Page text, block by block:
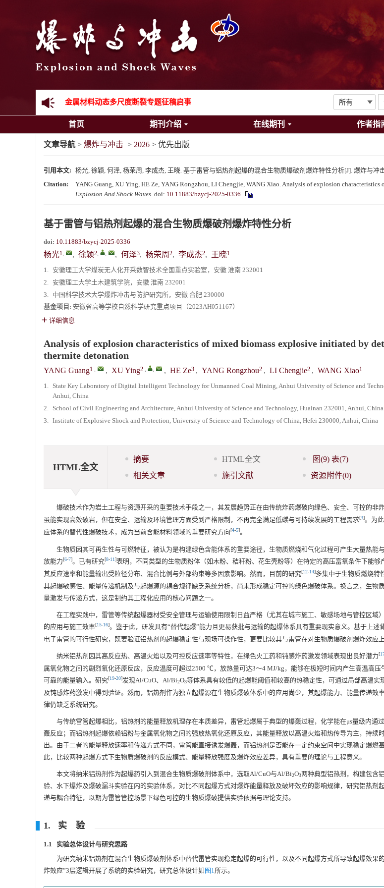
《爆炸与冲击》向2024年度审稿专家致谢
《爆炸与冲击》2025年度优秀名单
金属材料动态多尺度断裂专题征稿启事
结构物高速出入水问题专题征稿启事
首页 期刊介绍 在线期刊 作者指
文章导航 > 爆炸与冲击 > 2026 > 优先出版
引用本文: 杨光, 徐颖, 何泽, 杨荣周, 李成杰, 王晓. 基于雷管与铝热剂起爆的混合生物质爆破剂爆炸特性分析[J]. 爆炸与冲
Citation:
YANG Guang, XU Ying, HE Ze, YANG Rongzhou, LI Chengjie, WANG Xiao. Analysis of explosion
Explosion And Shock Waves. doi: 10.11883/bzycj-2025-0336
基于雷管与铝热剂起爆的混合生物质爆破剂爆炸特性分析
doi: 10.11883/bzycj-2025-0336
杨光1, , 徐颖2, , , 何泽3, 杨荣周 2, 李成杰2, 王晓1
1. 安徽理工大学煤炭无人化开采数智技术全国重点实验室，安徽 淮南 232001
2. 安徽理工大学土木建筑学院，安徽 淮南 232001
3. 中国科学技术大学爆炸冲击与防护研究所，安徽 合肥 230000
基金项目: 安徽省高等学校自然科学研究重点项目（2023AH051167）
详细信息
Analysis of explosion characteristics of mixed biomass explosive initiated by
thermite detonation
YANG Guang1 , , XU Ying2 , , , HE Ze3 , YANG Rongzhou2 , LI Chengjie2 , WANG Xiao1
1. State Key Laboratory of Digital Intelligent Technology for Unmanned Coal Mining, Anhui University of Science and
Anhui, China
2. School of Civil Engineering and Architecture, Anhui University of Science and Technology, Huainan 232001, Anhui, China
3. Institute of Explosive Shock and Protection, University of Science and Technology of China, Hefei 230000, Anhui, China
HTML全文
摘要 HTML全文 图(9) 表(7)
相关文章
施引文献 资源附件(0)
爆破技术作为岩土工程与资源开采的重要技术手段之一，其发展趋势正在由传统炸药爆破向绿色、安全、可控的非
虽能实现高效破岩，但在安全、运输及环境管理方面受到严格限制，不再完全满足低碳与可持续发展的工程需求[3]。为
应体系的替代性爆破技术，成为当前含能材料领域的重要研究方向[4-5]。
生物质因其可再生性与可燃特征，被认为是构建绿色含能体系的重要途径，生物质燃烧和气化过程可产生大量热能
放能力[6-7]。已有研究[8-11]表明，不同类型的生物质粉体（如木粉、秸秆粉、花生壳粉等）在特定的高压富氧条件下能够
其反应速率和能量输出受粒径分布、混合比例与外部约束等多因素影响。然而，目前的研究[12-14]多集中于生物质燃烧特
其起爆敏感性、能量传递机制及与起爆源的耦合规律缺乏系统分析，尚未形成稳定可控的绿色爆破体系。换言之，生物
量激发与传递方式，这是制约其工程化应用的核心问题之一。
在工程实践中，雷管等传统起爆器材受安全管理与运输使用限制日益严格（尤其在城市施工、敏感场地与管控区域
的应用与施工效率[15-16]。鉴于此，研发具有“替代起爆”能力且更易获批与运输的起爆体系具有重要现实意义。基于上述
电子雷管的可行性研究，既要验证铝热剂的起爆稳定性与现场可操作性，更要比较其与雷管在对生物质爆破剂爆炸效应上
纳米铝热剂因其高反应热、高温火焰以及可控反应速率等特性，在绿色火工药和钝感炸药激发领域表现出良好潜力[
属氧化物之间的剧烈氧化还原反应，反应温度可超过2500 ℃，放热量可达3～4 MJ/kg，能够在极短时间内产生高温高压
可靠的能量输入。研究[19-20]发现Al/CuO、Al/Bi2O3等体系具有较低的起爆能阈值和较高的热稳定性，可通过局部高温实
及钝感炸药激发中得到验证。然而，铝热剂作为独立起爆源在生物质爆破体系中的应用尚少，其起爆能力、能量传递效
律仍缺乏系统研究。
与传统雷管起爆相比，铝热剂的能量释放机理存在本质差异，雷管起爆属于典型的爆轰过程，化学能在μs量级内通
轰反应；而铝热剂起爆依赖铝粉与金属氧化物之间的强放热氧化还原反应，其能量释放以高温火焰和热传导为主，持续
出。由于二者的能量释放速率和传递方式不同，雷管能直接诱发爆轰，而铝热剂是否能在一定约束空间中实现稳定爆燃
此，比较两种起爆方式下生物质爆破剂的反应模式、能量释放强度及爆炸效应差异，具有重要的理论与工程意义。
本文将纳米铝热剂作为起爆药引入到混合生物质爆破剂体系中，选取Al/CuO与Al/Bi2O3两种典型铝热剂，构建包含
验、水下爆炸及爆破漏斗实验在内的实验体系，对比不同起爆方式对爆炸能量释放及破坏效应的影响规律，研究铝热剂
递与耦合特征，以期为雷管管控场景下绿色可控的生物质爆破提供实验依据与理论支持。
1. 实 验
1.1 实验总体设计与研究思路
为研究纳米铝热剂在混合生物质爆破剂体系中替代雷管实现稳定起爆的可行性，以及不同起爆方式所导致起爆效果
炸效应”3层逻辑开展了系统的实验研究，研究总体设计如 图1所示。